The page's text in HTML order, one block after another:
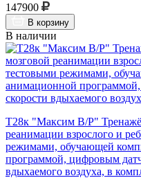
147900
В корзину
В наличии
Т28к "Максим В/Р"
реанимации взрослого и
режимами, обучающей
программой, цифровым
вдыхаемого воздуха, в